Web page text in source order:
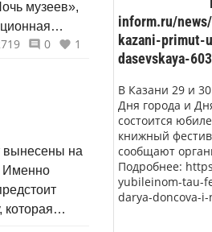
музеев»,
к ней
0
1
вынесены на
Именно
которая
inform.ru/
kazani-primut-
dasevskaya-
В Казани 29 и
Дня города и
состоится
книжный
сообщают
Подробнее:
yubileinom-tau-
darya-doncova-i-